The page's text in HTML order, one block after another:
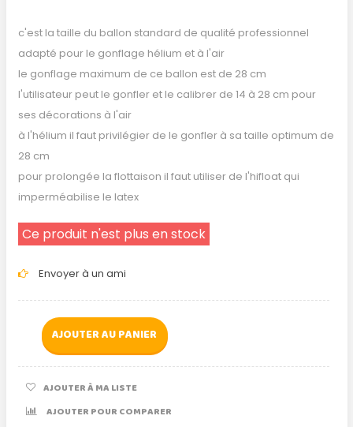
c'est la taille du ballon standard de qualité professionnel
adapté pour le gonflage hélium et à l'air
le gonflage maximum de ce ballon est de 28 cm
l'utilisateur peut le gonfler et le calibrer de 14 à 28 cm pour
ses décorations à l'air
à l'hélium il faut privilégier de le gonfler à sa taille optimum de
28 cm
pour prolongée la flottaison il faut utiliser de l'hifloat qui
imperméabilise le latex
Ce produit n'est plus en stock
Envoyer à un ami
AJOUTER AU PANIER
AJOUTER À MA LISTE
AJOUTER POUR COMPARER